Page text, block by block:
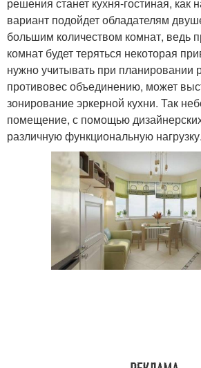
решения станет кухня-гостиная, как
вариант подойдет обладателям
большим количеством комнат, ведь
комнат будет теряться некоторая
нужно учитывать при планировании
противовес объединению, может
зонирование эркерной кухни. Так
помещение, с помощью
различную функциональную нагрузку.